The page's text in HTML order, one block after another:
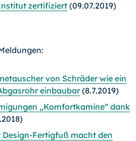
zertifiziert (09.07.2019)
von Schräder wie ein
einbaubar(8.7.2019)
„Komfortkamine“ dank
Design-Fertigfuß macht den